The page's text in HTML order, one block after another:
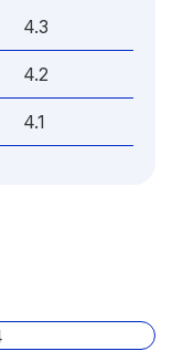
4.3
4.2
4.1